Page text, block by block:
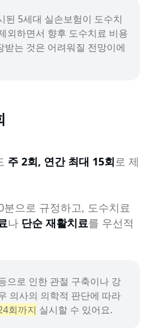
된 5세대 실손보험이 도수치
외하면서 향후 도수치료 비용
받는 것은 어려워질 전망이에
주 2회, 연간 최대 15회로 제
으로 규정하고, 도수치료
나 단순 재활치료를 우선적
으로 인한 관절 구축이나 강
의사의 의학적 판단에 따라
회까지 실시할 수 있어요.